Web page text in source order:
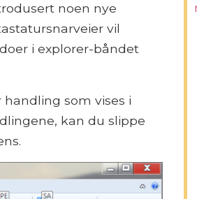
noen nye
vil
i explorer-båndet
som vises i
kan du slippe